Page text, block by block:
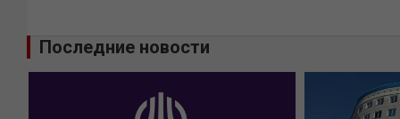
Последние новости